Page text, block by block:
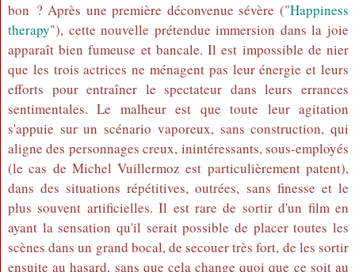
bon ? Après une première déconvenue sévère ("Happiness
therapy"), cette nouvelle prétendue immersion dans la joie
apparaît bien fumeuse et bancale. Il est impossible de nier
que les trois actrices ne ménagent pas leur énergie et leurs
efforts pour entraîner le spectateur dans leurs errances
sentimentales. Le malheur est que toute leur agitation
s'appuie sur un scénario vaporeux, sans construction, qui
aligne des personnages creux, inintéressants, sous-employés
(le cas de Michel Vuillermoz est particulièrement patent),
dans des situations répétitives, outrées, sans finesse et le
plus souvent artificielles. Il est rare de sortir d'un film en
ayant la sensation qu'il serait possible de placer toutes les
scènes dans un grand bocal, de secouer très fort, de les sortir
ensuite au hasard, sans que cela change quoi que ce soit au